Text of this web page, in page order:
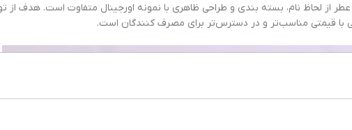
از لحاظ نام، بسته بندی و طراحی ظاهری با نمونه اورجینال متفاوت است. هدف از
با قیمتی مناسب‌تر و در دسترس‌تر برای مصرف کنندگان است.